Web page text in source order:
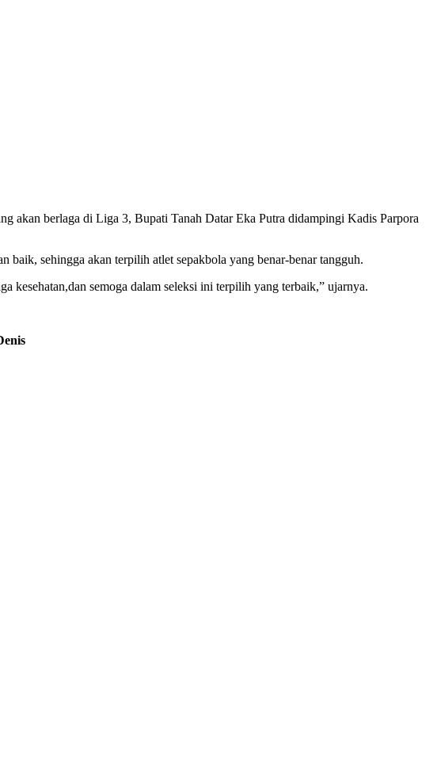
akan berlaga di Liga 3, Bupati Tanah Datar Eka Putra didampingi Kadis Parpora
baik, sehingga akan terpilih atlet sepakbola yang benar-benar tangguh.
kesehatan,dan semoga dalam seleksi ini terpilih yang terbaik,” ujarnya.